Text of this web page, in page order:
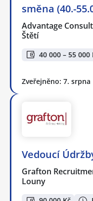
směna (40.-
Advantage
Štětí
40 000 – 55 000
Zveřejněno: 7. srpna
Vedoucí
Grafton
Louny